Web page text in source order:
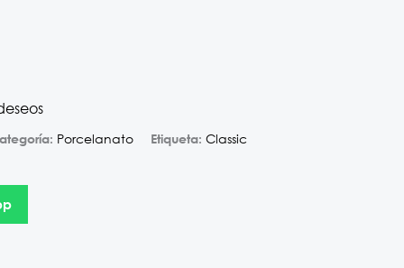
Porcelanato Etiqueta: Classic